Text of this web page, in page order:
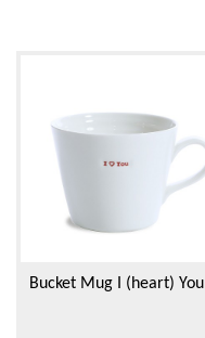
Bucket Mug I (heart) You